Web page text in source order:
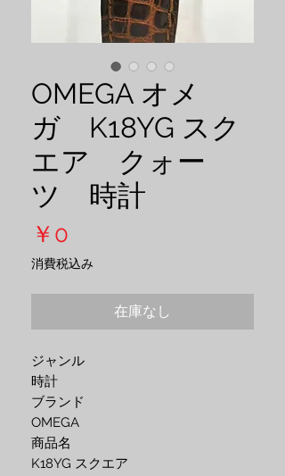
OMEGA オメ
ガ K18YG スク
エア クォー
ツ 時計
￥0
格
消費税込み
在庫なし
ジャンル
時計
ブランド
OMEGA
商品名
K18YG スクエア